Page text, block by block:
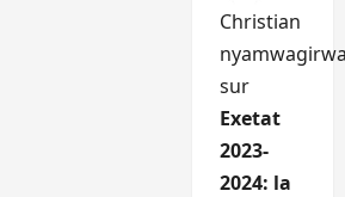
Christian
sur
Exetat
2023-
2024: la